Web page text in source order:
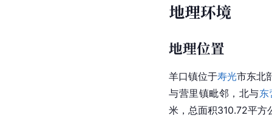
地理环境
地理位置
羊口镇位于寿光市东北
与营里镇毗邻，北与东
米，总面积310.72平方